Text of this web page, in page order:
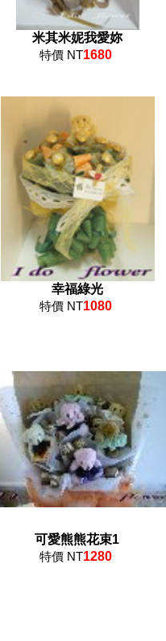
米其米妮我愛妳
特價 NT1680
幸福綠光
特價 NT1080
可愛熊熊花束1
特價 NT1280